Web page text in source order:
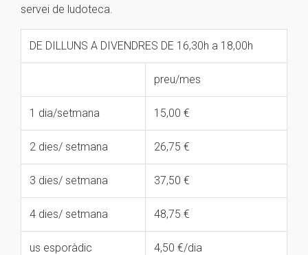
servei de ludoteca.
DE DILLUNS A DIVENDRES DE 16,30h a 18,00h
preu/mes
1 dia/setmana 15,00 €
2 dies/ setmana 26,75 €
3 dies/ setmana 37,50 €
4 dies/ setmana 48,75 €
us esporàdic 4,50 €/dia